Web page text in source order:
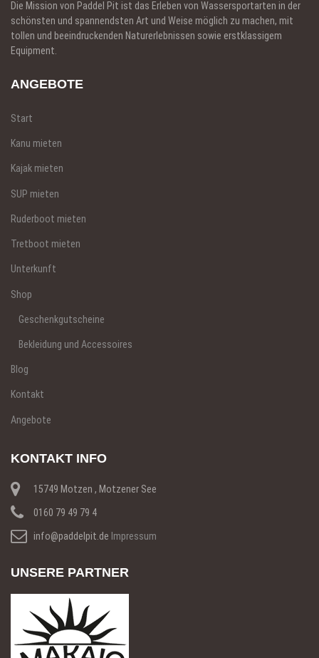
Die Mission von Paddel Pit ist das Erleben von Wassersportarten in der
schönsten und spannendsten Art und Weise möglich zu machen, mit
tollen und beeindruckenden Naturerlebnissen sowie erstklassigem
Equipment.
ANGEBOTE
Start
Kanu mieten
Kajak mieten
SUP mieten
Ruderboot mieten
Tretboot mieten
Unterkunft
Shop
Geschenkgutscheine
Bekleidung und Accessoires
Blog
Kontakt
Angebote
KONTAKT INFO
15749 Motzen , Motzener See
0160 79 49 79 4
info@paddelpit.de Impressum
UNSERE PARTNER